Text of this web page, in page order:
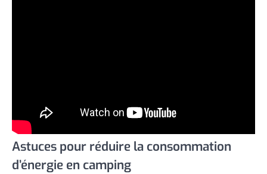
Astuces pour réduire la consommation
d’énergie en camping